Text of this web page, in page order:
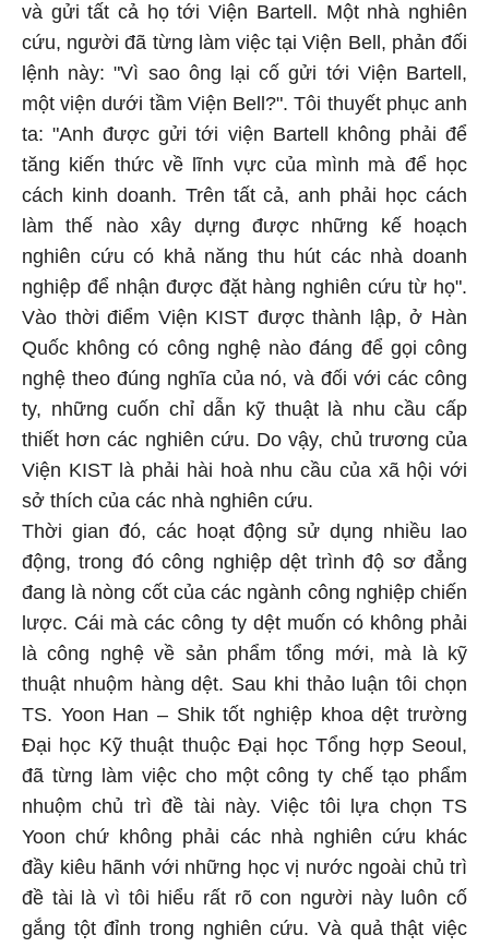
và gửi tất cả họ tới Viện Bartell. Một nhà nghiên
cứu, người đã từng làm việc tại Viện Bell, phản đối
lệnh này: "Vì sao ông lại cố gửi tới Viện Bartell,
một viện dưới tầm Viện Bell?". Tôi thuyết phục anh
ta: "Anh được gửi tới viện Bartell không phải để
tăng kiến thức về lĩnh vực của mình mà để học
cách kinh doanh. Trên tất cả, anh phải học cách
làm thế nào xây dựng được những kế hoạch
nghiên cứu có khả năng thu hút các nhà doanh
nghiệp để nhận được đặt hàng nghiên cứu từ họ".
Vào thời điểm Viện KIST được thành lập, ở Hàn
Quốc không có công nghệ nào đáng để gọi công
nghệ theo đúng nghĩa của nó, và đối với các công
ty, những cuốn chỉ dẫn kỹ thuật là nhu cầu cấp
thiết hơn các nghiên cứu. Do vậy, chủ trương của
Viện KIST là phải hài hoà nhu cầu của xã hội với
sở thích của các nhà nghiên cứu.
Thời gian đó, các hoạt động sử dụng nhiều lao
động, trong đó công nghiệp dệt trình độ sơ đẳng
đang là nòng cốt của các ngành công nghiệp chiến
lược. Cái mà các công ty dệt muốn có không phải
là công nghệ về sản phẩm tổng mới, mà là kỹ
thuật nhuộm hàng dệt. Sau khi thảo luận tôi chọn
TS. Yoon Han – Shik tốt nghiệp khoa dệt trường
Đại học Kỹ thuật thuộc Đại học Tổng hợp Seoul,
đã từng làm việc cho một công ty chế tạo phẩm
nhuộm chủ trì đề tài này. Việc tôi lựa chọn TS
Yoon chứ không phải các nhà nghiên cứu khác
đầy kiêu hãnh với những học vị nước ngoài chủ trì
đề tài là vì tôi hiểu rất rõ con người này luôn cố
gắng tột đỉnh trong nghiên cứu. Và quả thật việc